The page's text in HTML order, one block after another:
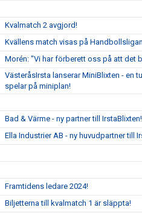
Kvalmatch 2 avgjord!
Kvällens match visas på
Morén: "Vi har förberett oss på att det
VästeråsIrsta lanserar MiniBlixten - en
spelar på miniplan!
Bad & Värme - ny partner till IrstaBlixten!
Ella Industrier AB - ny huvudpartner till
Framtidens ledare 2024!
Biljetterna till kvalmatch 1 är släppta!